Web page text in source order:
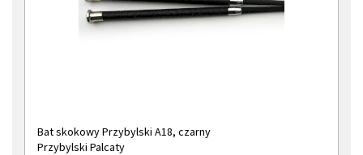
Bat skokowy Przybylski A18, czarny
Przybylski Palcaty